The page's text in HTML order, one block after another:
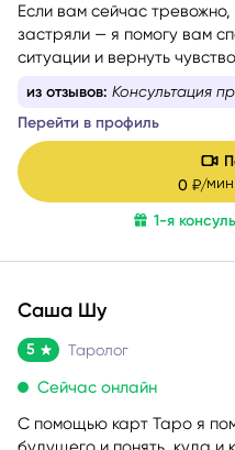
Если вам сейчас
застряли — я помогу вам
ситуации и вернуть
осуждённой. Я мягко и
сложные эмоции, помогу
решение, которое
из отзывов: Консультация
Перейти в профиль
0 ₽/
1-я
Саша Шу
5 Таролог
Сейчас онлайн
С помощью карт Таро я